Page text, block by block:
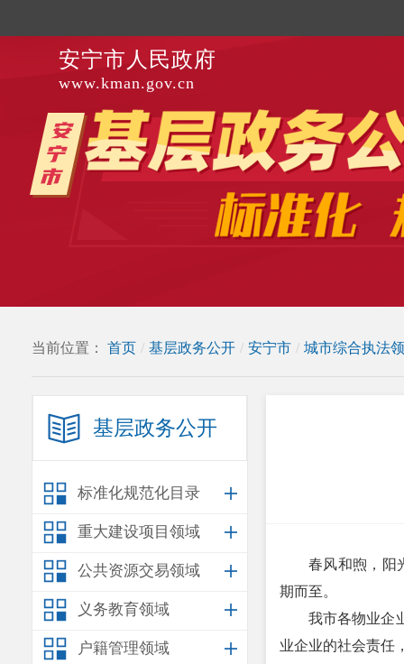
安宁市人民政府
www.kman.gov.cn
当前位置： 首页 / 基层政务公开 / 安宁市 / 城市综合执法
基层政务公开
标准化规范化目录
重大建设项目领域
公共资源交易领域
义务教育领域
户籍管理领域
春风和煦，阳
期而至。
我市各物业企
业企业的社会责任